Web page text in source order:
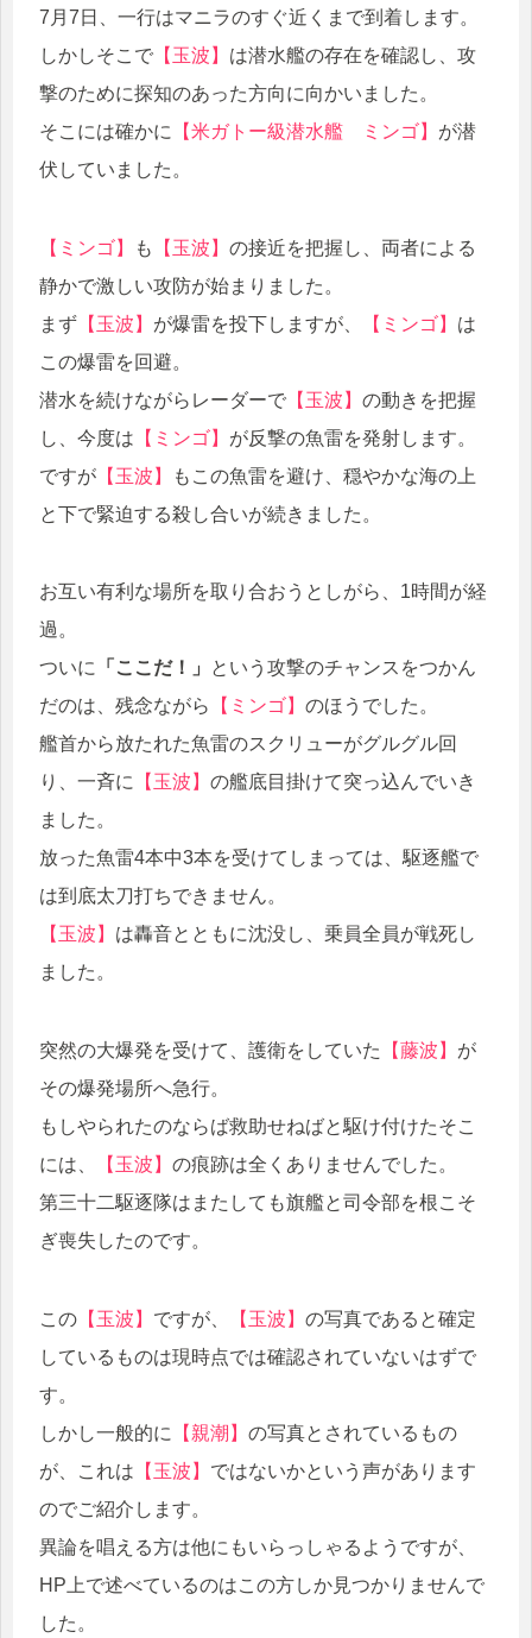
7月7日、一行はマニラのすぐ近くまで到着します。
しかしそこで 【玉波】 は潜水艦の存在を確認し、攻
撃のために探知のあった方向に向かいました。
そこには確かに
【米ガトー級潜水艦 ミンゴ】 が潜
伏していました。
【ミンゴ】 も 【玉波】 の接近を把握し、両者による
静かで激しい攻防が始まりました。
まず 【玉波】 が爆雷を投下しますが、 【ミンゴ】 は
この爆雷を回避。
潜水を続けながらレーダーで 【玉波】 の動きを把握
し、今度は 【ミンゴ】 が反撃の魚雷を発射します。
ですが 【玉波】
もこの魚雷を避け、穏やかな海の上
と下で緊迫する殺し合いが続きました。
お互い有利な場所を取り合おうとしがら、1時間が経
過。
ついに
「ここだ！」
という攻撃のチャンスをつかん
だのは、残念ながら
【ミンゴ】 のほうでした。
艦首から放たれた魚雷のスクリューがグルグル回
り、一斉に
【玉波】 の艦底目掛けて突っ込んでいき
ました。
放った魚雷4本中3本を受けてしまっては、駆逐艦で
は到底太刀打ちできません。
【玉波】 は轟音とともに沈没し、乗員全員が戦死し
ました。
突然の大爆発を受けて、護衛をしていた 【藤波】 が
その爆発場所へ急行。
もしやられたのならば救助せねばと駆け付けたそこ
には、
【玉波】 の痕跡は全くありませんでした。
第三十二駆逐隊はまたしても旗艦と司令部を根こそ
ぎ喪失したのです。
この 【玉波】 ですが、 【玉波】 の写真であると確定
しているものは現時点では確認されていないはずで
す。
しかし一般的に
【親潮】 の写真とされているもの
が、これは 【玉波】 ではないかという声があります
のでご紹介します。
異論を唱える方は他にもいらっしゃるようですが、
HP上で述べているのはこの方しか見つかりませんで
した。